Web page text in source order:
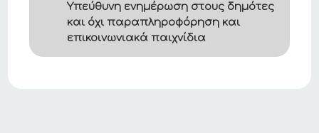
Υπεύθυνη ενημέρωση στους δημότες
και όχι παραπληροφόρηση και
επικοινωνιακά παιχνίδια